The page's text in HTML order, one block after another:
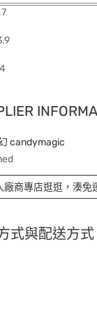
candymagic
廠商專店逛逛，湊免
式與配送方式